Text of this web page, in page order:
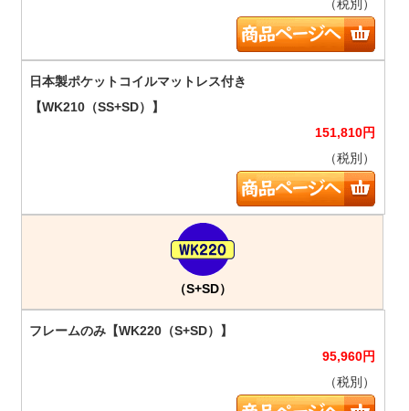
（税別）
151,810円
（税別）
（S+SD）
95,960円
（税別）